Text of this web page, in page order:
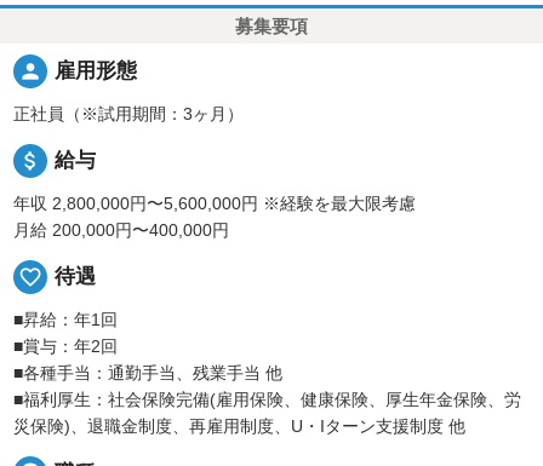
募集要項
person 雇用形態
正社員（※試用期間：3ヶ月）
attach_money 給与
年収 2,800,000円〜5,600,000円 ※経験を最大限考慮
月給 200,000円〜400,000円
favorite_border 待遇
■昇給：年1回
■賞与：年2回
■各種手当：通勤手当、残業手当 他
■福利厚生：社会保険完備(雇用保険、健康保険、厚生年金保険、労
災保険)、退職金制度、再雇用制度、U・Iターン支援制度 他